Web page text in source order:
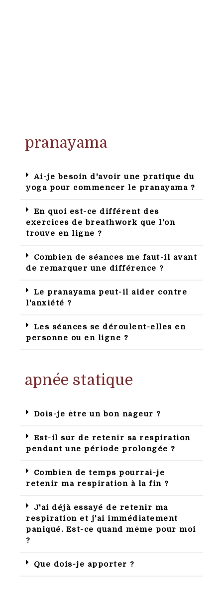
pranayama
Ai-je besoin d'avoir une pratique du
yoga pour commencer le pranayama ?
En quoi est-ce différent des
exercices de breathwork que l'on
trouve en ligne ?
Combien de séances me faut-il avant
de remarquer une différence ?
Le pranayama peut-il aider contre
l'anxiété ?
Les séances se déroulent-elles en
personne ou en ligne ?
apnée statique
Dois-je être un bon nageur ?
Est-il sûr de retenir sa respiration
pendant une période prolongée ?
Combien de temps pourrai-je
retenir ma respiration à la fin ?
J'ai déjà essayé de retenir ma
respiration et j'ai immédiatement
paniqué. Est-ce quand même pour moi
?
Que dois-je apporter ?